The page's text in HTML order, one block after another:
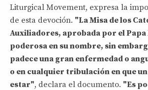
Liturgical Movement, expresa la
de esta devoción. "La Misa de los
Auxiliadores, aprobada por el Papa
poderosa en su nombre, sin
padece una gran enfermedad o
o en cualquier tribulación en que
estar", declara el documento. "Es